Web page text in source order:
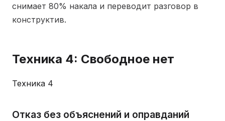
снимает 80% накала и переводит разговор в
конструктив.
Техника 4: Свободное нет
Техника 4
Отказ без объяснений и оправданий